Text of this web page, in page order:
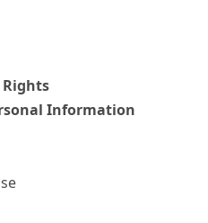
Information